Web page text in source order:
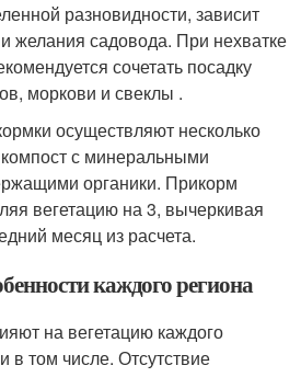
разновидности, зависит
желания садовода. При нехватке
сочетать посадку
моркови и свеклы .
осуществляют несколько
с минеральными
органики. Прикорм
вегетацию на 3, вычеркивая
месяц из расчета.
каждого региона
на вегетацию каждого
в том числе. Отсутствие